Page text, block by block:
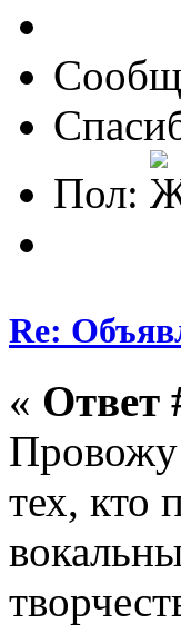
Пол:
Re:
« Ответ
Провожу
тех, кто